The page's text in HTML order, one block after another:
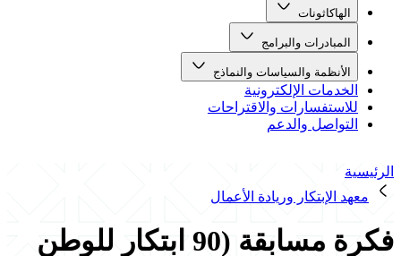
الهاكاثونات
المبادرات والبرامج
الأنظمة والسياسات والنماذج
الخدمات الإلكترونية
للاستفسارات والاقتراحات
التواصل والدعم
الرئيسية
معهد الإبتكار وريادة الأعمال
فكرة مسابقة (90 ابتكار للوطن